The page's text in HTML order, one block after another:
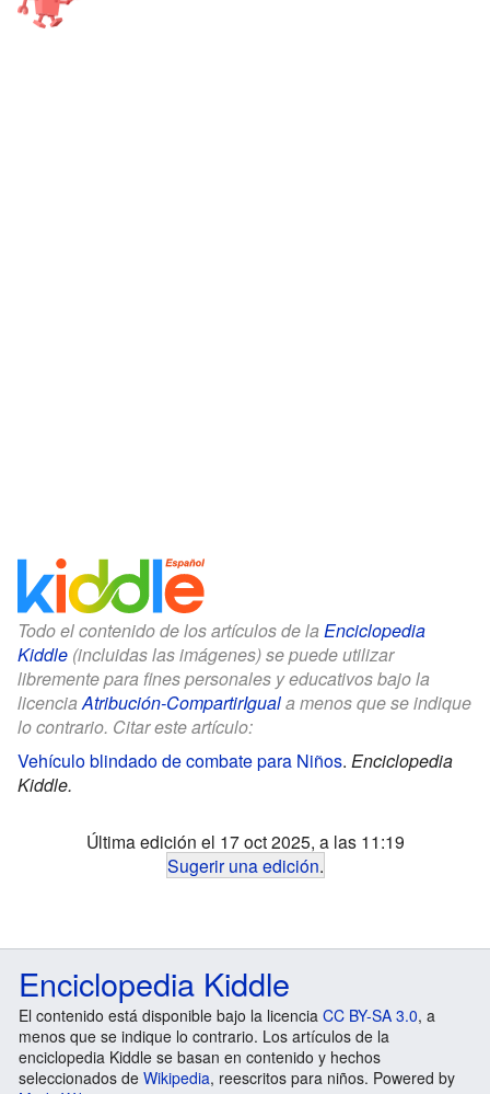
Todo el contenido de los artículos de la Enciclopedia
Kiddle (incluidas las imágenes) se puede utilizar
libremente para fines personales y educativos bajo la
licenciaAtribución-CompartirIguala menos que se indique
lo contrario. Citar este artículo:
Vehículo blindado de combate para Niños. Enciclopedia
Kiddle.
Última edición el 17 oct 2025, a las 11:19
Sugerir una edición.
Enciclopedia Kiddle
El contenido está disponible bajo la licencia CC BY-SA 3.0, a
menos que se indique lo contrario. Los artículos de la
enciclopedia Kiddle se basan en contenido y hechos
seleccionados de Wikipedia, reescritos para niños. Powered by